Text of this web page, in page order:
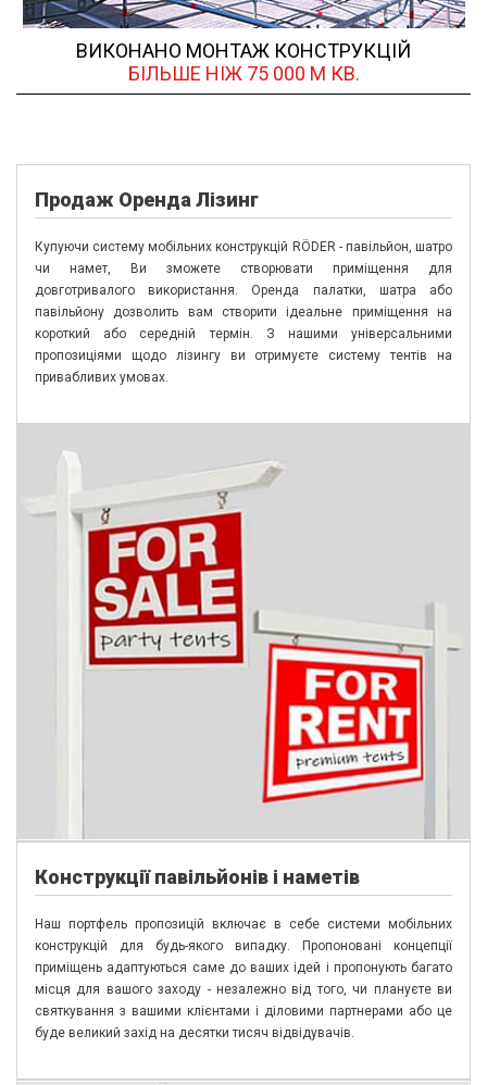
ВИКОНАНО МОНТАЖ КОНСТРУКЦІЙ
БІЛЬШЕ НІЖ 75 000 М КВ.
Продаж Оренда Лізинг
Купуючи систему мобільних конструкцій RÖDER - павільйон, шатро
чи намет, Ви зможете створювати приміщення для
довготривалого використання. Оренда палатки, шатра або
павільйону дозволить вам створити ідеальне приміщення на
короткий або середній термін. З нашими універсальними
пропозиціями щодо лізингу ви отримуєте систему тентів на
привабливих умовах.
Конструкції павільйонів і наметів
Наш портфель пропозицій включає в себе системи мобільних
конструкцій для будь-якого випадку. Пропоновані концепції
приміщень адаптуються саме до ваших ідей і пропонують багато
місця для вашого заходу - незалежно від того, чи плануєте ви
святкування з вашими клієнтами і діловими партнерами або це
буде великий захід на десятки тисяч відвідувачів.